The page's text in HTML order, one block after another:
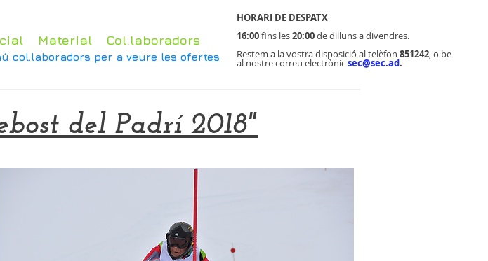
Material Col.laboradors
col.laboradors per a veure les ofertes
HORARI DE DESPATX
16:00fins les20:00de dilluns a divendres.
Restem a la vostra disposició al telèfon 851242, o be
al nostre correu electrònicsec@sec.ad.
del Padrí 2018"